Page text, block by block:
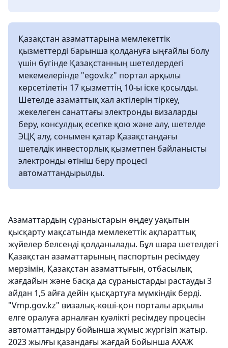
Қазақстан азаматтарына мемлекеттік
қызметтерді барынша қолдануға ыңғайлы болу
үшін бүгінде Қазақстанның шетелдердегі
мекемелерінде "egov.kz" портал арқылы
көрсетілетін 17 қызметтің 10-ы іске қосылды.
Шетелде азаматтық хал актілерін тіркеу,
жекелеген санаттағы электронды визаларды
беру, консулдық есепке қою және алу, шетелде
ЭЦҚ алу, сонымен қатар Қазақстандағы
шетелдік инвесторлық қызметпен байланысты
электронды өтініш беру процесі
автоматтандырылды.
Азаматтардың сұраныстарын өңдеу уақытын
қысқарту мақсатында мемлекеттік ақпараттық
жүйелер белсенді қолданылады. Бұл шара шетелдегі
Қазақстан азаматтарының паспортын ресімдеу
мерзімін, Қазақстан азаматтығын, отбасылық
жағдайын және басқа да сұраныстарды растауды 3
айдан 1,5 айға дейін қысқартуға мүмкіндік берді.
"Vmp.gov.kz" визалық-көші-қон порталы арқылы
елге оралуға арналған куәлікті ресімдеу процесін
автоматтандыру бойынша жұмыс жүргізіп жатыр.
2023 жылғы қазандағы жағдай бойынша АХАЖ